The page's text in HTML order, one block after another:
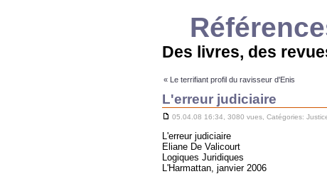
Des livres, des
« Le terrifiant profil du ravisseur d'Enis
L'erreur judiciaire
05.04.08 16:34, 3080 vues, Catégories:
L'erreur judiciaire
Eliane De Valicourt
Logiques Juridiques
L'Harmattan, janvier 2006